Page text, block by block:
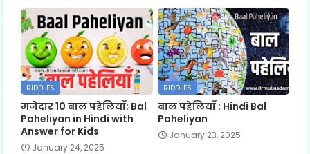
RIDDLES
मजेदार 10 बाल पहेलियाँ: Bal
Paheliyan in Hindi with
Answer for Kids
January 24, 2025
RIDDLES
बाल पहेलियाँ : Hindi Bal
Paheliyan
January 23, 2025